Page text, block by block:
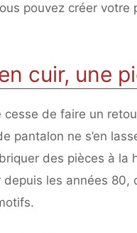
pouvez créer
cuir, une
cesse de faire un
pantalon ne s’en
des pièces à
les années 80,